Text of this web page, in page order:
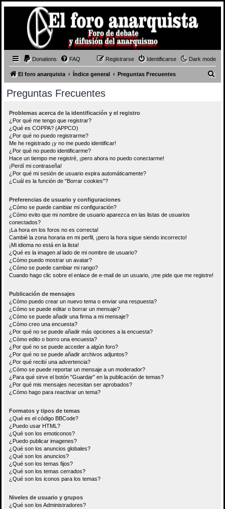
Dark mode
Donations FAQ Identificarse
Registrarse
El foro anarquista Índice general Preguntas Frecuentes
Preguntas Frecuentes
Problemas acerca de la identificación y el registro
¿Por qué me tengo que registrar?
¿Qué es COPPA? (APPCO)
¿Por qué no puedo registrarme?
Me he registrado ¡y no me puedo identificar!
¿Por qué no puedo identificarme?
Hace un tiempo me registré, ¡pero ahora no puedo conectarme!
¡Perdí mi contraseña!
¿Por qué mi sesión de usuario expira automáticamente?
¿Cuál es la función de "Borrar cookies"?
Preferencias de usuario y configuraciones
¿Cómo se puede cambiar mi configuración?
¿Cómo evito que mi nombre de usuario aparezca en las listas de usuarios
conectados?
¡La hora en los foros no es correcta!
Cambié la zona horaria en mi perfil, ¡pero la hora sigue siendo incorrecto!
¡Mi idioma no está en la lista!
¿Qué es la imagen al lado de mi nombre de usuario?
¿Cómo puedo mostrar un avatar?
¿Cómo se puede cambiar mi rango?
Cuando hago clic sobre el enlace de e-mail de un usuario, ¡me pide que me registre!
Publicación de mensajes
¿Cómo puedo crear un nuevo tema o enviar una respuesta?
¿Cómo se puede editar o borrar un mensaje?
¿Cómo se puede añadir una firma a mi mensaje?
¿Cómo creo una encuesta?
¿Por qué no se puede añadir más opciones a la encuesta?
¿Cómo edito o borro una encuesta?
¿Por qué no se puede acceder a algún foro?
¿Por qué no se puede añadir archivos adjuntos?
¿Por qué recibí una advertencia?
¿Cómo se puede reportar un mensaje a un moderador?
¿Para qué sirve el botón "Guardar" en la publicación de temas?
¿Por qué mis mensajes necesitan ser aprobados?
¿Cómo hago para reactivar un tema?
Formatos y tipos de temas
¿Qué es el código BBCode?
¿Puedo usar HTML?
¿Qué son los emoticonos?
¿Puedo publicar imagenes?
¿Qué son los anuncios globales?
¿Qué son los anuncios?
¿Qué son los temas fijos?
¿Qué son los temas cerrados?
¿Qué son los iconos para los temas?
Niveles de usuario y grupos
¿Qué son los Administradores?